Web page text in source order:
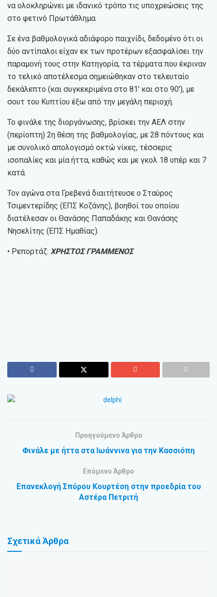
να ολοκληρώνει με ιδανικό τρόπο τις υποχρεώσεις της
στο φετινό Πρωτάθλημα.
Σε ένα βαθμολογικά αδιάφορο παιχνίδι, δεδομένο ότι οι
δύο αντίπαλοι είχαν εκ των προτέρων εξασφαλίσει την
παραμονή τους στην Κατηγορία, τα τέρματα που έκριναν
το τελικό αποτέλεσμα σημειώθηκαν στο τελευταίο
δεκάλεπτο (και συγκεκριμένα στο 81′ και στο 90′), με
σουτ του Κυπτίου έξω από την μεγάλη περιοχή.
Το φινάλε της διοργάνωσης, βρίσκει την ΑΕΛ στην
(περίοπτη) 2η θέση της βαθμολογίας, με 28 πόντους και
με συνολικό απολογισμό οκτώ νίκες, τέσσερις
ισοπαλίες και μία ήττα, καθώς και με γκολ 18 υπέρ και 7
κατά.
Τον αγώνα στα Γρεβενά διαιτήτευσε ο Σταύρος
Τσιμεντερίδης (ΕΠΣ Κοζάνης), βοηθοί του οποίου
διατέλεσαν οι Θανάσης Παπαδάκης και Θανάσης
Νησελίτης (ΕΠΣ Ημαθίας).
• Ρεπορτάζ: ΧΡΗΣΤΟΣ ΓΡΑΜΜΕΝΟΣ
Προηγούμενο Άρθρο
Φινάλε με ήττα στα Ιωάννινα για την Κασσιόπη
Επόμενο Άρθρο
Επανεκλογή Σπύρου Κουρτέση στην προεδρία του
Αστέρα Πετριτή
ΣχετικάΆρθρα